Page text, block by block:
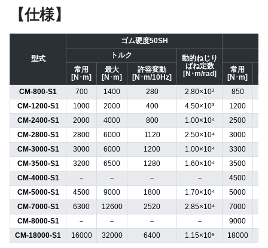
【仕様】
型式
ゴム硬度50SH
トルク
動的ねじり
ばね定数
[N･m/rad]
常用
[N･m]
最大
[N･m]
許容変動
[N･m/10Hz]
常用
[N･m]
[N
CM-800-S1
700 1400 280 2.80×10³ 850
CM-1200-S1
1000 2000 400 4.50×10³ 1200
CM-2400-S1
2000 4000 800 1.00×10⁴ 2500
CM-2800-S1
2800 6000 1120 2.50×10⁴ 3000
CM-3000-S1
3000 6000 1200 1.00×10⁴ 3300
CM-3500-S1
3200 6500 1280 1.60×10⁴ 3500
CM-4000-S1
－ － － － 4500
CM-5000-S1
4500 9000 1800 1.70×10⁴ 5000
CM-7000-S1
6300 12600 2520 2.85×10⁴ 7000
CM-8000-S1
－ － － － 9000
CM-18000-S1
16000 32000 6400 1.15×10⁵ 18000